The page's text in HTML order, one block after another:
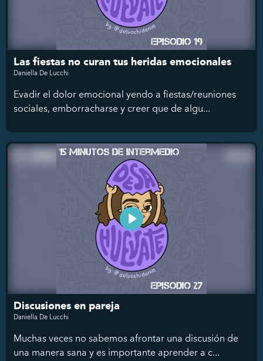
Las fiestas no curan tus heridas emocionales
Daniella De Lucchi
Evadir el dolor emocional yendo a fiestas/reuniones
sociales, emborracharse y creer que de algu...
Discusiones en pareja
Daniella De Lucchi
Muchas veces no sabemos afrontar una discusión de
una manera sana y es importante aprender a c...